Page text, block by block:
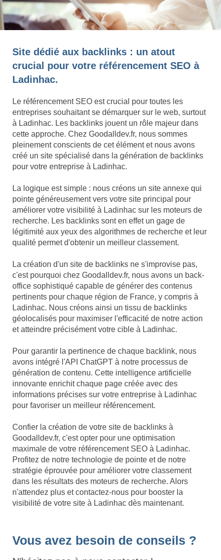
Site dédié aux backlinks : un atout
crucial pour votre référencement SEO à
Ladinhac.
Le référencement SEO est crucial pour toutes les
entreprises souhaitant se démarquer sur le web, surtout
à Ladinhac. Les backlinks jouent un rôle majeur dans
cette approche. Chez Goodalldev.fr, nous sommes
pleinement conscients de cet élément et nous avons
créé un site spécialisé dans la génération de backlinks
pour votre entreprise à Ladinhac.
La logique est simple : nous créons un site annexe qui
pointe généreusement vers votre site principal pour
améliorer votre visibilité à Ladinhac sur les moteurs de
recherche. Les backlinks sont en effet un gage de
légitimité aux yeux des algorithmes de recherche et leur
qualité permet d'obtenir un meilleur classement.
La création d'un site de backlinks ne s'improvise pas,
c'est pourquoi chez Goodalldev.fr, nous avons un back-
office sophistiqué capable de générer des contenus
pertinents pour chaque région de France, y compris à
Ladinhac. Nous créons ainsi un tissu de backlinks
géolocalisés pour maximiser l'efficacité de notre action
et atteindre précisément votre cible à Ladinhac.
Pour garantir la pertinence de chaque backlink, nous
avons intégré l'API ChatGPT à notre processus de
génération de contenu. Cette intelligence artificielle
innovante enrichit chaque page créée avec des
informations précises sur votre entreprise à Ladinhac
pour favoriser un meilleur référencement.
Confier la création de votre site de backlinks à
Goodalldev.fr, c'est opter pour une optimisation
maximale de votre référencement SEO à Ladinhac.
Profitez de notre technologie de pointe et de notre
stratégie éprouvée pour améliorer votre classement
dans les résultats des moteurs de recherche. Alors
n'attendez plus et contactez-nous pour booster la
visibilité de votre site à Ladinhac dès maintenant.
Vous avez besoin de conseils ?